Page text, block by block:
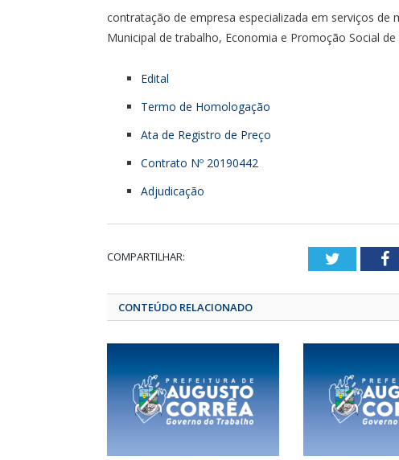
contratação de empresa especializada em serviços de
Municipal de trabalho, Economia e Promoção Social
Edital
Termo de Homologação
Ata de Registro de Preço
Contrato Nº 20190442
Adjudicação
COMPARTILHAR:
CONTEÚDO RELACIONADO